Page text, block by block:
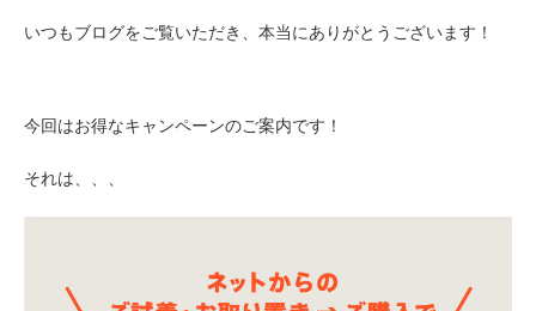
いつもブログをご覧いただき、本当にありがとうございます！
今回はお得なキャンペーンのご案内です！
それは、、、